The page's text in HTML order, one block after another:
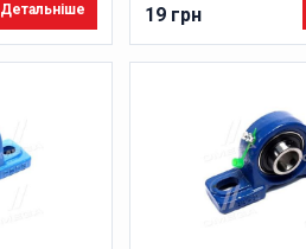
Детальніше 19 грн